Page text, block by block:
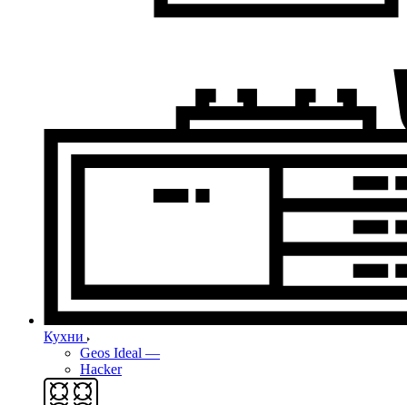
Кухни
Geos Ideal —
Hacker